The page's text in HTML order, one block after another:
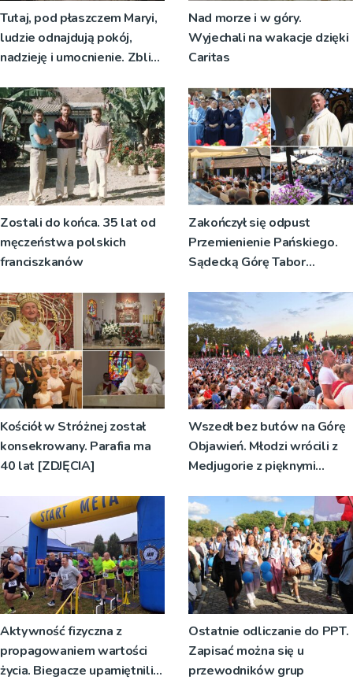
Tutaj, pod płaszczem Maryi,
ludzie odnajdują pokój,
nadzieję i umocnienie. Zbliża
Nad morze i w góry.
Wyjechali na wakacje dzięki
Caritas
Zostali do końca. 35 lat od
męczeństwa polskich
franciszkanów
Zakończył się odpust
Przemienienie Pańskiego.
Sądecką Górę Tabor
pielgrzymów
Kościół w Stróżnej został
konsekrowany. Parafia ma
40 lat [ZDJĘCIA]
Wszedł bez butów na Górę
Objawień. Młodzi wrócili z
Medjugorie z pięknymi
Aktywność fizyczna z
propagowaniem wartości
życia. Biegacze upamiętnili
Ostatnie odliczanie do PPT.
Zapisać można się u
przewodników grup